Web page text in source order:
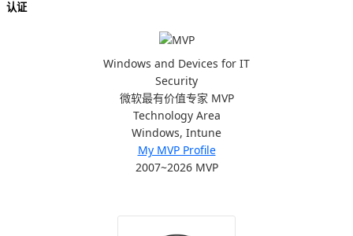
认证
Windows and Devices for IT
Security
微软最有价值专家 MVP
Technology Area
Windows, Intune
My MVP Profile
2007~2026 MVP